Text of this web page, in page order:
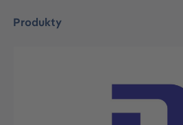
Produkty
Pomiń galerię zdjęć